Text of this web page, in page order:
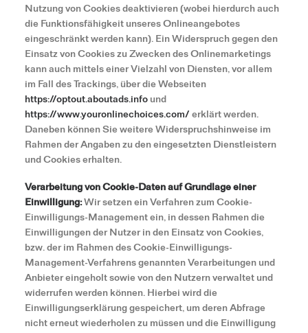
Nutzung von Cookies deaktivieren (wobei hierdurch auch
die Funktionsfähigkeit unseres Onlineangebotes
eingeschränkt werden kann). Ein Widerspruch gegen den
Einsatz von Cookies zu Zwecken des Onlinemarketings
kann auch mittels einer Vielzahl von Diensten, vor allem
im Fall des Trackings, über die Webseiten
https://optout.aboutads.info und
https://www.youronlinechoices.com/ erklärt werden.
Daneben können Sie weitere Widerspruchshinweise im
Rahmen der Angaben zu den eingesetzten Dienstleistern
und Cookies erhalten.
Verarbeitung von Cookie-Daten auf Grundlage einer
Einwilligung:Wir setzen ein Verfahren zum Cookie-
Einwilligungs-Management ein, in dessen Rahmen die
Einwilligungen der Nutzer in den Einsatz von Cookies,
bzw. der im Rahmen des Cookie-Einwilligungs-
Management-Verfahrens genannten Verarbeitungen und
Anbieter eingeholt sowie von den Nutzern verwaltet und
widerrufen werden können. Hierbei wird die
Einwilligungserklärung gespeichert, um deren Abfrage
nicht erneut wiederholen zu müssen und die Einwilligung